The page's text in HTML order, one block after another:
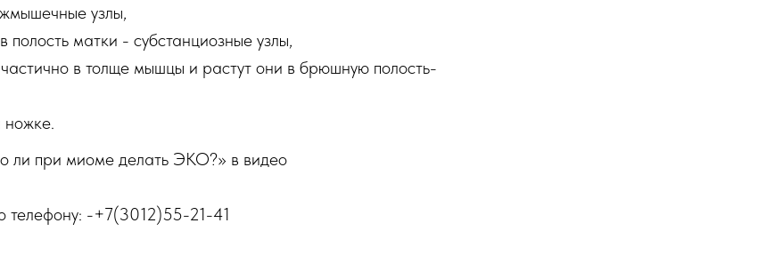
узлы,
полость матки - субстанциозные узлы,
в толще мышцы и растут они в брюшную полость-
ножке.
ли при миоме делать ЭКО?» в видео
телефону: -+7(3012)55-21-41